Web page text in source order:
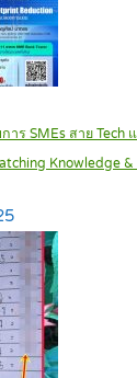
ร SMEs สาย Tech
Knowledge &